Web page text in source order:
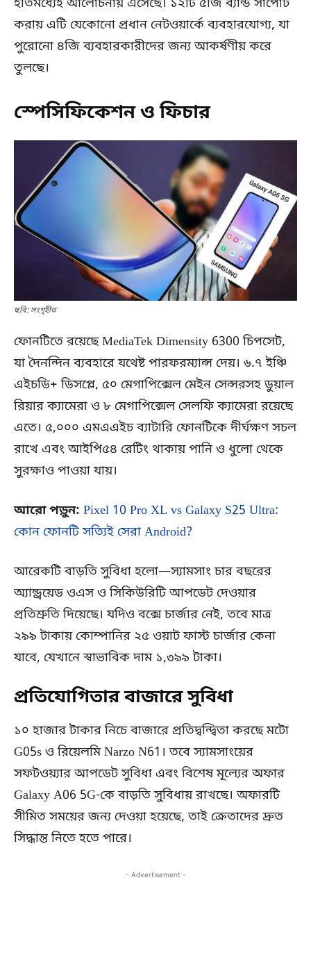
ইতিমধ্যেই আলোচনায় এসেছে। ১২টি ৫জি ব্যান্ড সাপোর্ট
করায় এটি যেকোনো প্রধান নেটওয়ার্কে ব্যবহারযোগ্য, যা
পুরোনো ৪জি ব্যবহারকারীদের জন্য আকর্ষণীয় করে
তুলছে।
স্পেসিফিকেশন ও ফিচার
ছবি: সংগৃহীত
ফোনটিতে রয়েছে MediaTek Dimensity 6300 চিপসেট,
যা দৈনন্দিন ব্যবহারে যথেষ্ট পারফরম্যান্স দেয়। ৬.৭ ইঞ্চি
এইচডি+ ডিসপ্লে, ৫০ মেগাপিক্সেল মেইন সেন্সরসহ ডুয়াল
রিয়ার ক্যামেরা ও ৮ মেগাপিক্সেল সেলফি ক্যামেরা রয়েছে
এতে। ৫,০০০ এমএএইচ ব্যাটারি ফোনটিকে দীর্ঘক্ষণ সচল
রাখে এবং আইপি৫৪ রেটিং থাকায় পানি ও ধুলো থেকে
সুরক্ষাও পাওয়া যায়।
আরো পড়ুন: Pixel 10 Pro XL vs Galaxy S25 Ultra:
কোন ফোনটি সত্যিই সেরা Android?
আরেকটি বাড়তি সুবিধা হলো—স্যামসাং চার বছরের
অ্যান্ড্রয়েড ওএস ও সিকিউরিটি আপডেট দেওয়ার
প্রতিশ্রুতি দিয়েছে। যদিও বক্সে চার্জার নেই, তবে মাত্র
২৯৯ টাকায় কোম্পানির ২৫ ওয়াট ফাস্ট চার্জার কেনা
যাবে, যেখানে স্বাভাবিক দাম ১,৩৯৯ টাকা।
প্রতিযোগিতার বাজারে সুবিধা
১০ হাজার টাকার নিচে বাজারে প্রতিদ্বন্দ্বিতা করছে মটো
G05s ও রিয়েলমি Narzo N61। তবে স্যামসাংয়ের
সফটওয়্যার আপডেট সুবিধা এবং বিশেষ মূল্যের অফার
Galaxy A06 5G-কে বাড়তি সুবিধায় রাখছে। অফারটি
সীমিত সময়ের জন্য দেওয়া হয়েছে, তাই ক্রেতাদের দ্রুত
সিদ্ধান্ত নিতে হতে পারে।
- Advertisement -